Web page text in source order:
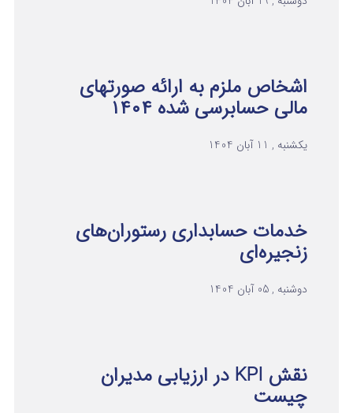
اشخاص ملزم به ارائه صورتهای
مالی حسابرسی شده ۱۴۰۴
یکشنبه , 11 آبان 1404
خدمات حسابداری رستوران‌های
زنجیره‌ای
دوشنبه , 05 آبان 1404
نقش KPI در ارزیابی مدیران
چیست